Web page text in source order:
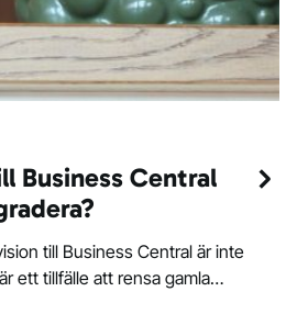
Business Central
till Business Central är inte
ett tillfälle att rensa gamla…